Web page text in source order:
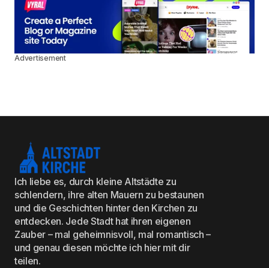
Advertisement
Ich liebe es, durch kleine Altstädte zu
schlendern, ihre alten Mauern zu bestaunen
und die Geschichten hinter den Kirchen zu
entdecken. Jede Stadt hat ihren eigenen
Zauber – mal geheimnisvoll, mal romantisch –
und genau diesen möchte ich hier mit dir
teilen.